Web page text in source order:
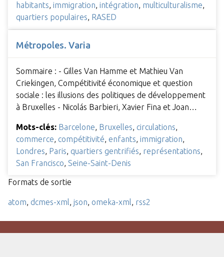
habitants, immigration, intégration, multiculturalisme,
quartiers populaires, RASED
Métropoles. Varia
Sommaire : - Gilles Van Hamme et Mathieu Van
Criekingen, Compétitivité économique et question
sociale : les illusions des politiques de développement
à Bruxelles - Nicolás Barbieri, Xavier Fina et Joan…
Mots-clés: Barcelone Bruxelles circulations
commerce compétitivité enfants immigration
Londres Paris quartiers gentrifiés représentations
San Francisco Seine-Saint-Denis
Formats de sortie
atom dcmes-xml json omeka-xml rss2